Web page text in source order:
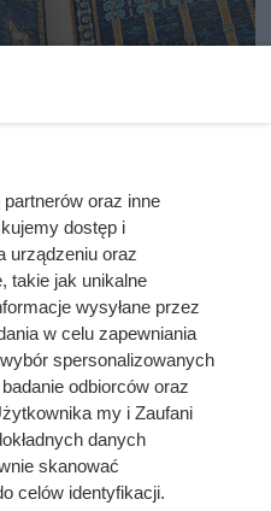
kobieta
raz w
oraz inne
dostęp i
urządzeniu oraz
takie jak unikalne
wysyłane przez
w celu zapewniania
spersonalizowanych
odbiorców oraz
my i Zaufani
danych
skanować
celów identyfikacji.